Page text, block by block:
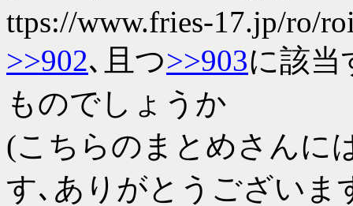
ttps://www.fries-17.jp/ro/
>>902､且つ>>903に該当
ものでしょうか
(こちらのまとめさんに
す､ありがとうございま